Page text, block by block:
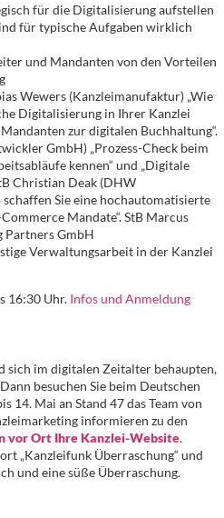
für die Digitalisierung aufstellen
für typische Aufgaben wirklich
und Mandanten von den Vorteilen
Wewers (Kanzleimanufaktur) „Wie
Digitalisierung in Ihrer Kanzlei
zur digitalen Buchhaltung“.
GmbH) „Prozess-Check beim
kennen“ und „Digitale
Christian Deak (DHW
schaffen Sie eine hochautomatisierte
Mandate“. StB Marcus
Partners GmbH
Verwaltungsarbeit in der Kanzlei
16:30 Uhr. Infos und Anmeldung
sich im digitalen Zeitalter behaupten,
besuchen Sie beim Deutschen
14. Mai an Stand 47 das Team von
informieren zu den
vor Ort Ihre Kanzlei-Website.
„Kanzleifunk Überraschung“ und
und eine süße Überraschung.